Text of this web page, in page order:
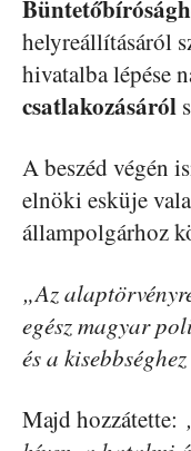
helyreállításáról
hivatalba lépése
csatlakozásáról
A beszéd végén
elnöki esküje
állampolgárhoz
„Az
egész magyar
és a
Majd hozzátette: